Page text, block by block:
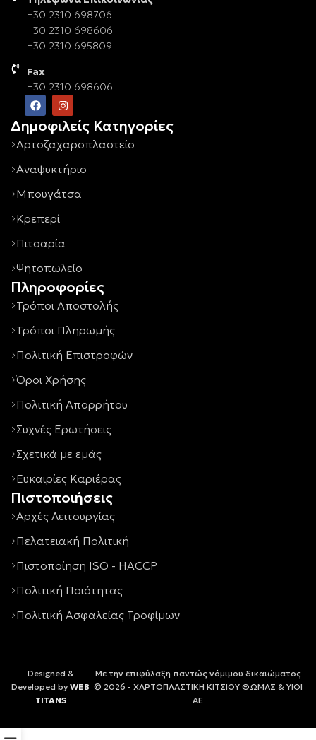
+30 2310 698706
+30 2310 698606
+30 2310 695809
Fax
+30 2310 698606
Δημοφιλείς Κατηγορίες
Αρτοζαχαροπλαστείο
Αναψυκτήριο
Μπουγάτσα
Κρεπερί
Πιτσαρία
Ψητοπωλείο
Πληροφορίες
Τρόποι Αποστολής
Τρόποι Πληρωμής
Πολιτική Επιστροφών
Όροι Χρήσης
Πολιτική Απορρήτου
Συχνές Ερωτήσεις
Σχετικά με εμάς
Ευκαιρίες Καριέρας
Πιστοποιήσεις
Αρχές Λειτουργίας
Πελατειακή Πολιτική
Πιστοποίηση ISO - HACCP
Πολιτική Ποιότητας
Πολιτική Ασφαλείας Τροφίμων
Designed &
Developed byWEB
TITANS
Με την επιφύλαξη παντώς νόμιμου δικαιώματος
© 2026 - ΧΑΡΤΟΠΛΑΣΤΙΚΗ ΚΙΤΣΙΟΥ ΘΩΜΑΣ & ΥΙΟΙ
ΑΕ